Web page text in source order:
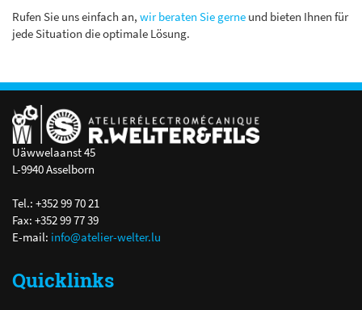
Rufen Sie uns einfach an, wir beraten Sie gerne und bieten Ihnen für
jede Situation die optimale Lösung.
Uäwwelaanst 45
L-9940 Asselborn
Tel.: +352 99 70 21
Fax: +352 99 77 39
E-mail: info@atelier-welter.lu
Quicklinks